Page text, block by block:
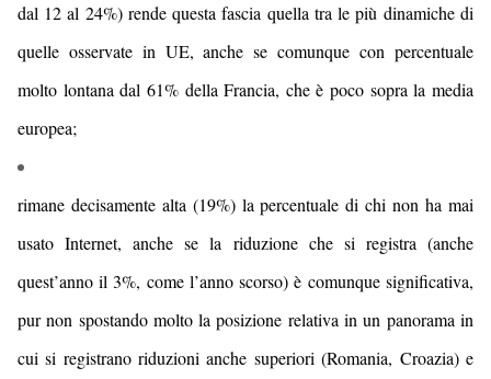
dal 12 al 24%) rende questa fascia quella tra le più dinamiche di
quelle osservate in UE,anche se comunque con percentuale
molto lontana dal 61% della Francia, che è poco sopra la media
europea;
rimane decisamente alta (19%) la percentuale di chi non ha mai
usato Internet, anche se la riduzione che si registra (anche
quest’annoil 3%, come l’anno scorso) è comunque significativa,
pur non spostando molto la posizione relativa in un panorama in
cui si registrano riduzioni anche superiori (Romania, Croazia) e